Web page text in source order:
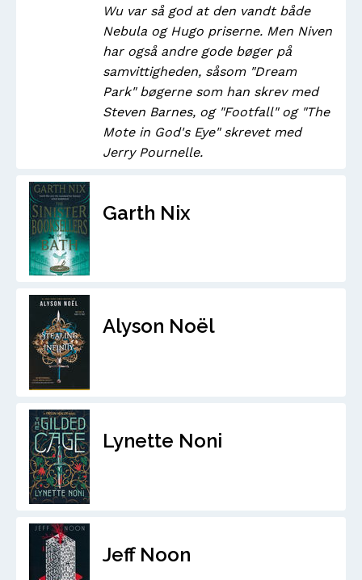
Wu var så god at den vandt både
Nebula og Hugo priserne. Men Niven
har også andre gode bøger på
samvittigheden, såsom "Dream
Park" bøgerne som han skrev med
Steven Barnes, og "Footfall" og "The
Mote in God's Eye" skrevet med
Jerry Pournelle.
Garth Nix
Alyson Noël
Lynette Noni
Jeff Noon